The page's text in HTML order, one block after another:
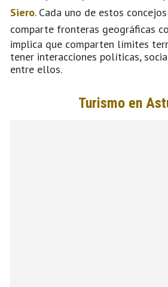
Siero. Cada uno de estos
comparte fronteras geográficas
implica que comparten límites
tener interacciones políticas,
entre ellos.